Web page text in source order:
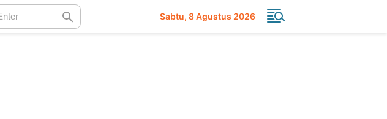
Sabtu 8 Agustus 2026